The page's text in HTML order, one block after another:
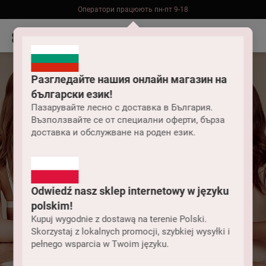
Разгледайте нашия онлайн магазин на
български език!
Пазарувайте лесно с доставка в България.
Възползвайте се от специални оферти, бърза
доставка и обслужване на роден език.
Odwiedź nasz sklep internetowy w języku
polskim!
Kupuj wygodnie z dostawą na terenie Polski.
Skorzystaj z lokalnych promocji, szybkiej wysyłki i
pełnego wsparcia w Twoim języku.
Оператори працюють пн-пт 9-18
Безкоштовна доставка до складу НП замовлень від 2000 грн
Чи потрібні гелеві
вставки?